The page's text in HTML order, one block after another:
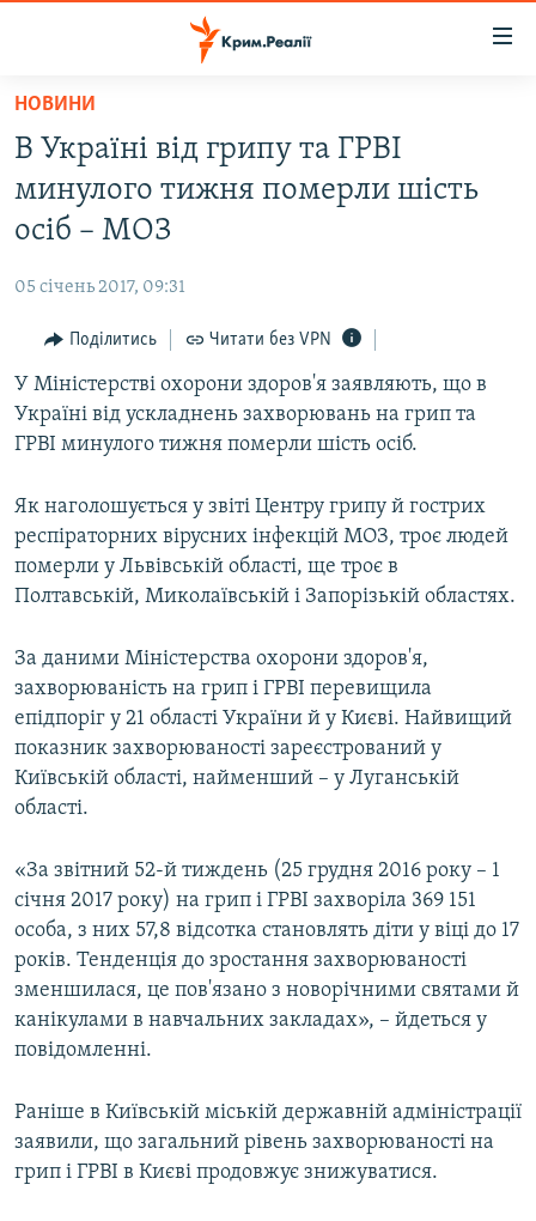
Перейти
основного
матеріалу
Перейти
до
основної
Перейти
пошуку
ВОДА.КРИМ
ВІДЕО ТА ФОТО
БЛОГИ
ПОГЛЯД
ІНТЕРВ'Ю
ВСЕ ЗА ДЕНЬ
ДЕПОРТАЦІЯ
ВІДЕОУРОКИ «ELIFBE»
СВІДЧЕННЯ ОКУПАЦІЇ
ІНФОГРАФІКА
ЯК ОБІЙТИ БЛОКУВАННЯ
Русский
ДОЛУЧАЙСЯ!
Усі сайти RFE/RL
НОВИНИ
В Україні від грипу та ГРВІ
минулого тижня померли шість
осіб – МОЗ
05 січень 2017, 09:31
Поділитись Читати без VPN
У Міністерстві охорони здоров'я заявляють, що в
Україні від ускладнень захворювань на грип та
ГРВІ минулого тижня померли шість осіб.
Як наголошується у звіті Центру грипу й гострих
респіраторних вірусних інфекцій МОЗ, троє людей
померли у Львівській області, ще троє в
Полтавській, Миколаївській і Запорізькій областях.
За даними Міністерства охорони здоров'я,
захворюваність на грип і ГРВІ перевищила
епідпоріг у 21 області України й у Києві. Найвищий
показник захворюваності зареєстрований у
Київській області, найменший – у Луганській
області.
«За звітний 52-й тиждень (25 грудня 2016 року – 1
січня 2017 року) на грип і ГРВІ захворіла 369 151
особа, з них 57,8 відсотка становлять діти у віці до 17
років. Тенденція до зростання захворюваності
зменшилася, це пов'язано з новорічними святами й
канікулами в навчальних закладах», – йдеться у
повідомленні.
Раніше в Київській міській державній адміністрації
заявили, що загальний рівень захворюваності на
грип і ГРВІ в Києві продовжує знижуватися.